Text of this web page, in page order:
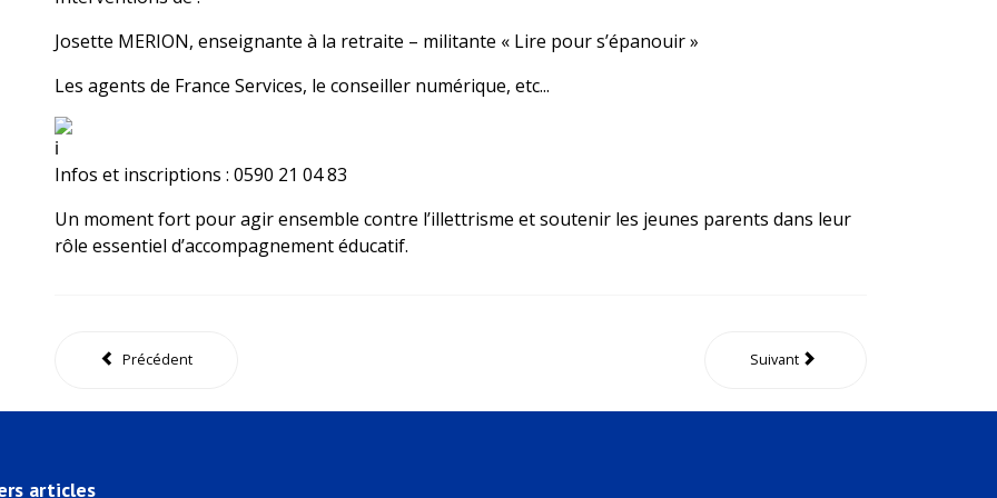
Josette MERION, enseignante à la retraite – militante « Lire pour s’épanouir »
Les agents de France Services, le conseiller numérique, etc...
Infos et inscriptions : 0590 21 04 83
Un moment fort pour agir ensemble contre l’illettrisme et soutenir les jeunes parents dans leur
rôle essentiel d’accompagnement éducatif.
Précédent Suivant
articles